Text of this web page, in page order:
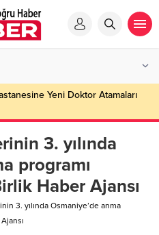
Yeni Doktor Atamaları
3. yılında
programı
Haber Ajansı
3. yılında Osmaniye’de anma